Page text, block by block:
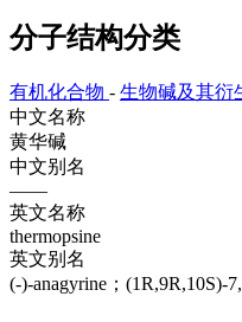
分子结构分类
有机化合物 - 生物碱及其衍
中文名称
黄华碱
中文别名
——
英文名称
thermopsine
英文别名
(-)-anagyrine；(1R,9R,10S)-